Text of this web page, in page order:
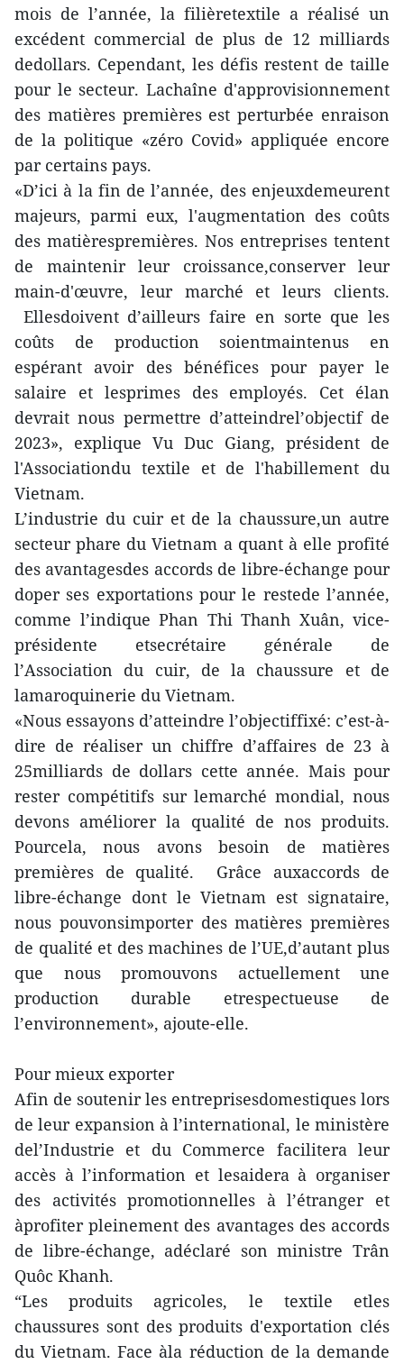
mois de l’année, la filièretextile a réalisé un
excédent commercial de plus de 12 milliards
dedollars. Cependant, les défis restent de taille
pour le secteur. Lachaîne d'approvisionnement
des matières premières est perturbée enraison
de la politique «zéro Covid» appliquée encore
par certains pays.
«D’ici à la fin de l’année, des enjeuxdemeurent
majeurs, parmi eux, l'augmentation des coûts
des matièrespremières. Nos entreprises tentent
de maintenir leur croissance,conserver leur
main-d'œuvre, leur marché et leurs clients.
Ellesdoivent d’ailleurs faire en sorte que les
coûts de production soientmaintenus en
espérant avoir des bénéfices pour payer le
salaire et lesprimes des employés. Cet élan
devrait nous permettre d’atteindrel’objectif de
2023», explique Vu Duc Giang, président de
l'Associationdu textile et de l'habillement du
Vietnam.
L’industrie du cuir et de la chaussure,un autre
secteur phare du Vietnam a quant à elle profité
des avantagesdes accords de libre-échange pour
doper ses exportations pour le restede l’année,
comme l’indique Phan Thi Thanh Xuân, vice-
présidente etsecrétaire générale de
l’Association du cuir, de la chaussure et de
lamaroquinerie du Vietnam.
«Nous essayons d’atteindre l’objectiffixé: c’est-à-
dire de réaliser un chiffre d’affaires de 23 à
25milliards de dollars cette année. Mais pour
rester compétitifs sur lemarché mondial, nous
devons améliorer la qualité de nos produits.
Pourcela, nous avons besoin de matières
premières de qualité. Grâce auxaccords de
libre-échange dont le Vietnam est signataire,
nous pouvonsimporter des matières premières
de qualité et des machines de l’UE,d’autant plus
que nous promouvons actuellement une
production durable etrespectueuse de
l’environnement», ajoute-elle.
Pour mieux exporter
Afin de soutenir les entreprisesdomestiques lors
de leur expansion à l’international, le ministère
del’Industrie et du Commerce facilitera leur
accès à l’information et lesaidera à organiser
des activités promotionnelles à l’étranger et
àprofiter pleinement des avantages des accords
de libre-échange, adéclaré son ministre Trân
Quôc Khanh.
“Les produits agricoles, le textile etles
chaussures sont des produits d'exportation clés
du Vietnam. Face àla réduction de la demande